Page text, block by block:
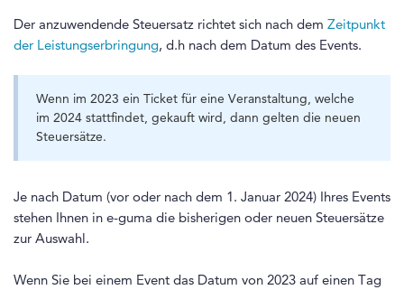
Der anzuwendende Steuersatz richtet sich nach dem Zeitpunkt
der Leistungserbringung, d.h nach dem Datum des Events.
Wenn im 2023 ein Ticket für eine Veranstaltung, welche
im 2024 stattfindet, gekauft wird, dann gelten die neuen
Steuersätze.
Je nach Datum (vor oder nach dem 1. Januar 2024) Ihres Events
stehen Ihnen in e-guma die bisherigen oder neuen Steuersätze
zur Auswahl.
Wenn Sie bei einem Event das Datum von 2023 auf einen Tag